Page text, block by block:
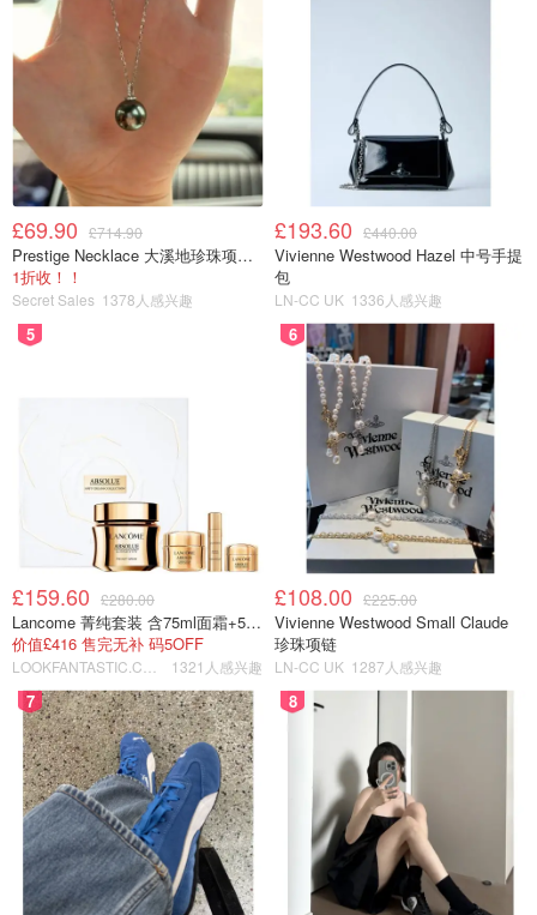
£69.90 £714.90
Prestige Necklace 大溪地珍珠项链 10-11mm
1折收！！
Secret Sales 1378人感兴趣
£193.60 £440.00
Vivienne Westwood Hazel 中号手提
包
LN-CC UK 1336人感兴趣
5
£159.60 £280.00
Lancome 菁纯套装 含75ml面霜+5ml精华+5ml眼霜
价值£416 售完无补 码5OFF
1321人感兴趣
6
£108.00 £225.00
Vivienne Westwood Small Claude
珍珠项链
LN-CC UK 1287人感兴趣
7 8